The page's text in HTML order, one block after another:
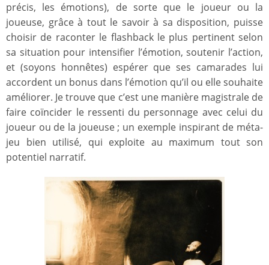
précis, les émotions), de sorte que le joueur ou la
joueuse, grâce à tout le savoir à sa disposition, puisse
choisir de raconter le flashback le plus pertinent selon
sa situation pour intensifier l’émotion, soutenir l’action,
et (soyons honnêtes) espérer que ses camarades lui
accordent un bonus dans l’émotion qu’il ou elle souhaite
améliorer. Je trouve que c’est une manière magistrale de
faire coïncider le ressenti du personnage avec celui du
joueur ou de la joueuse ; un exemple inspirant de méta-
jeu bien utilisé, qui exploite au maximum tout son
potentiel narratif.